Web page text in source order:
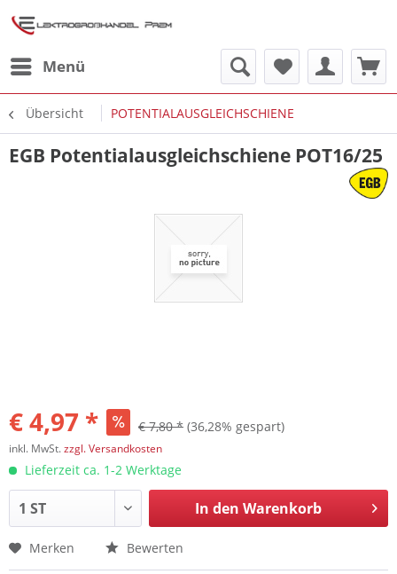
Menü
Übersicht POTENTIALAUSGLEICHSCHIENE
EGB Potentialausgleichschiene POT16/25
€ 4,97 * € 7,80 * (36,28% gespart)
inkl. MwSt.zzgl. Versandkosten
Lieferzeit ca. 1-2 Werktage
In den Warenkorb
Merken Bewerten